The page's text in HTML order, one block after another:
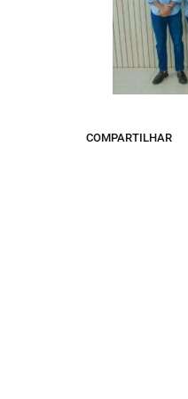
COMPARTILHAR